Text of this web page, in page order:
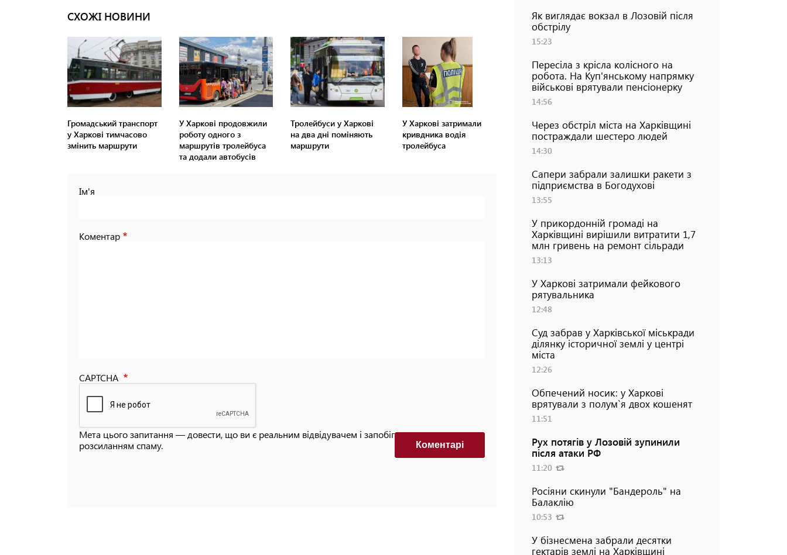
СХОЖІ НОВИНИ
Громадський транспорт
у Харкові тимчасово
змінить маршрути
У Харкові продовжили
роботу одного з
маршрутів тролейбуса
та додали автобусів
Тролейбуси у Харкові
на два дні поміняють
маршрути
У Харкові затримали
кривдника водія
тролейбуса
Ім'я
Коментар
CAPTCHA
Мета цього запитання — довести, що ви є реальним відвідувачем і запобігти автоматизованим
розсиланням спаму.
Коментарi
Як виглядає вокзал в Лозовій після
обстрілу
15:23
Пересіла з крісла колісного на
робота. На Куп'янському напрямку
військові врятували пенсіонерку
14:56
Через обстріл міста на Харківщині
постраждали шестеро людей
14:30
Сапери забрали залишки ракети з
підприємства в Богодухові
13:55
У прикордонній громаді на
Харківщині вирішили витратити 1,7
млн гривень на ремонт сільради
13:13
У Харкові затримали фейкового
рятувальника
12:48
Суд забрав у Харківської міськради
ділянку історичної землі у центрі
міста
12:26
Обпечений носик: у Харкові
врятували з полум`я двох кошенят
11:51
Рух потягів у Лозовій зупинили
після атаки РФ
11:20
Росіяни скинули "Бандероль" на
Балаклію
10:53
У бізнесмена забрали десятки
гектарів землі на Харківщині